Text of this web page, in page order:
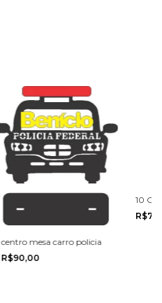
centro mesa carro policia
R$90,00
10